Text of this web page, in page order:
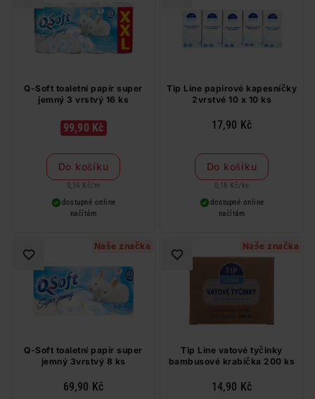
Q-Soft toaletní papír super
jemný 3 vrstvý 16 ks
99,90 Kč
Do košíku
0,34 Kč/ m
dostupné online
načítám
Tip Line papírové kapesníčky
2vrstvé 10 x 10 ks
17,90 Kč
Do košíku
0,18 Kč/ ks
dostupné online
načítám
Naše značka
Q-Soft toaletní papír super
jemný 3vrstvý 8 ks
69,90 Kč
Naše značka
Tip Line vatové tyčinky
bambusové krabička 200 ks
14,90 Kč